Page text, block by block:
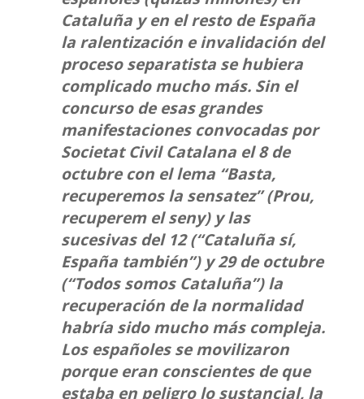
Cataluña y en el resto de España
la ralentización e invalidación del
proceso separatista se hubiera
complicado mucho más. Sin el
concurso de esas grandes
manifestaciones convocadas por
Societat Civil Catalana el 8 de
octubre con el lema “Basta,
recuperemos la sensatez” (Prou,
recuperem el seny) y las
sucesivas del 12 (“Cataluña sí,
España también”) y 29 de octubre
(“Todos somos Cataluña”) la
recuperación de la normalidad
habría sido mucho más compleja.
Los españoles se movilizaron
porque eran conscientes de que
estaba en peligro lo sustancial, la